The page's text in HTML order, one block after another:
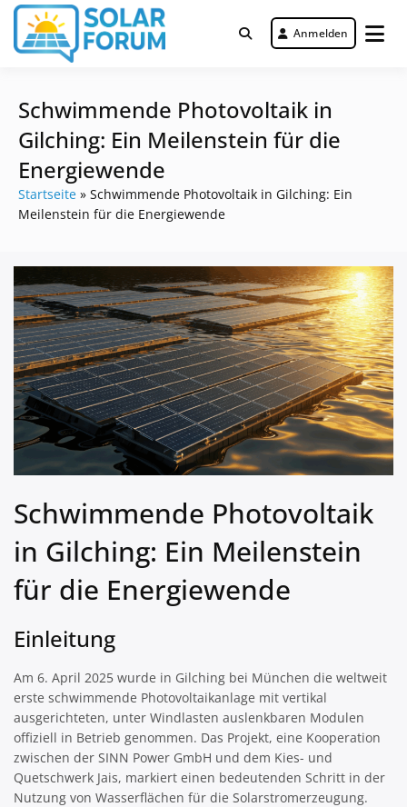
Zum
Inhalt
springen
Solar Forum
Deutschlandweit Nr. 1 Forum für
gewerbliche Solar Investments
Anmelden
Schwimmende Photovoltaik in
Gilching: Ein Meilenstein für die
Energiewende
Startseite » Schwimmende Photovoltaik in Gilching: Ein
Meilenstein für die Energiewende
Schwimmende Photovoltaik
in Gilching: Ein Meilenstein
für die Energiewende
Einleitung
Am 6. April 2025 wurde in Gilching bei München die weltweit
erste schwimmende Photovoltaikanlage mit vertikal
ausgerichteten, unter Windlasten auslenkbaren Modulen
offiziell in Betrieb genommen. Das Projekt, eine Kooperation
zwischen der SINN Power GmbH und dem Kies- und
Quetschwerk Jais, markiert einen bedeutenden Schritt in der
Nutzung von Wasserflächen für die Solarstromerzeugung.